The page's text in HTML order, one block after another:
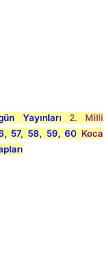
Yayınları 2. Milli
57, 58, 59, 60 Koca